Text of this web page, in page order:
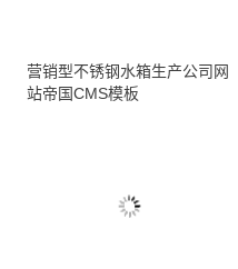
营销型不锈钢水箱生产公司网
站帝国CMS模板